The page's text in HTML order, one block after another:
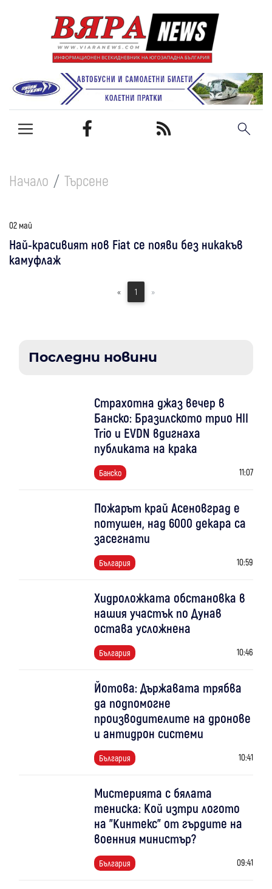
Начало Търсене
02 май
Най-красивият нов Fiat се появи без никакъв
камуфлаж
« 1 »
Последни новини
Страхотна джаз вечер в
Банско: Бразилското трио HII
Trio и EVDN вдигнаха
публиката на крака
Банско 11:07
Пожарът край Асеновград е
потушен, над 6000 декара са
засегнати
България 10:59
Хидроложката обстановка в
нашия участък по Дунав
остава усложнена
България 10:46
Йотова: Държавата трябва
да подпомогне
производителите на дронове
и антидрон системи
България 10:41
Мистерията с бялата
тениска: Кой изтри логото
на "Кинтекс" от гърдите на
военния министър?
България 09:41